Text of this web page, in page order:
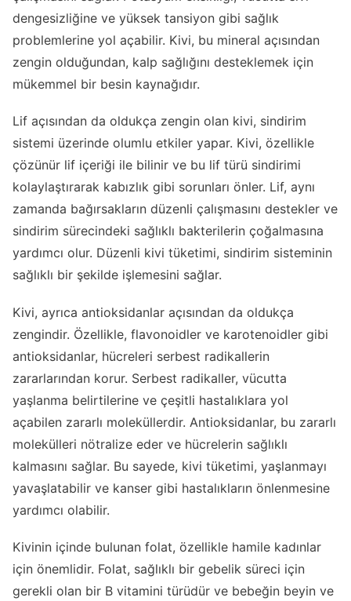
dengesizliğine ve yüksek tansiyon gibi sağlık
problemlerine yol açabilir. Kivi, bu mineral açısından
zengin olduğundan, kalp sağlığını desteklemek için
mükemmel bir besin kaynağıdır.
Lif açısından da oldukça zengin olan kivi, sindirim
sistemi üzerinde olumlu etkiler yapar. Kivi, özellikle
çözünür lif içeriği ile bilinir ve bu lif türü sindirimi
kolaylaştırarak kabızlık gibi sorunları önler. Lif, aynı
zamanda bağırsakların düzenli çalışmasını destekler ve
sindirim sürecindeki sağlıklı bakterilerin çoğalmasına
yardımcı olur. Düzenli kivi tüketimi, sindirim sisteminin
sağlıklı bir şekilde işlemesini sağlar.
Kivi, ayrıca antioksidanlar açısından da oldukça
zengindir. Özellikle, flavonoidler ve karotenoidler gibi
antioksidanlar, hücreleri serbest radikallerin
zararlarından korur. Serbest radikaller, vücutta
yaşlanma belirtilerine ve çeşitli hastalıklara yol
açabilen zararlı moleküllerdir. Antioksidanlar, bu zararlı
molekülleri nötralize eder ve hücrelerin sağlıklı
kalmasını sağlar. Bu sayede, kivi tüketimi, yaşlanmayı
yavaşlatabilir ve kanser gibi hastalıkların önlenmesine
yardımcı olabilir.
Kivinin içinde bulunan folat, özellikle hamile kadınlar
için önemlidir. Folat, sağlıklı bir gebelik süreci için
gerekli olan bir B vitamini türüdür ve bebeğin beyin ve